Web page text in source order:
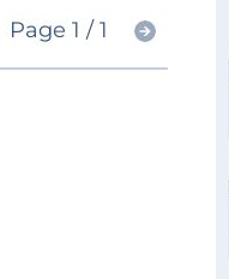
Page 1 / 1